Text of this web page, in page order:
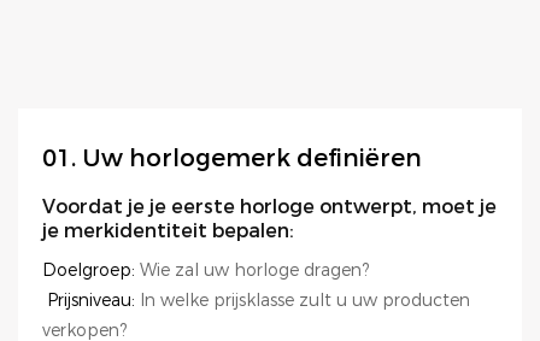
01. Uw horlogemerk definiëren
Voordat je je eerste horloge ontwerpt, moet je
je merkidentiteit bepalen:
Doelgroep: Wie zal uw horloge dragen?
Prijsniveau: In welke prijsklasse zult u uw producten
verkopen?